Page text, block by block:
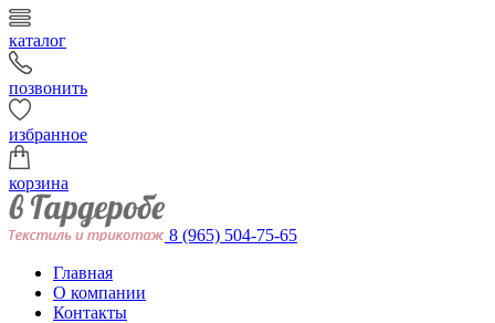
каталог
позвонить
избранное
корзина
8 (965) 504-75-65
Главная
О компании
Контакты